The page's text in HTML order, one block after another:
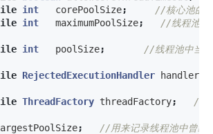
int corePoolSize;
//核心池的
int maximumPoolSize; //线程池最
int poolSize; //线程池中当
RejectedExecutionHandler handler
ThreadFactory threadFactory; //线
; //用来记录线程池中曾经